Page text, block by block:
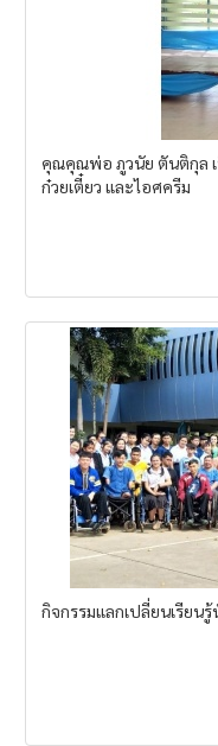
คุณคุณพ่อ ภูวนัย ตันติกุล เ
ก๋วยเตี๋ยว และไอศครีม
กิจกรรมแลกเปลี่ยนเรียน